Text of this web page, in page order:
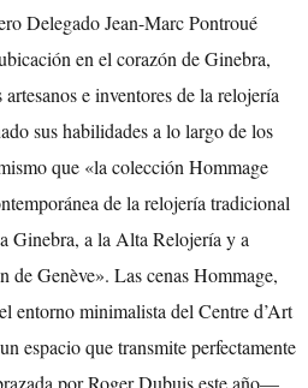
Delegado Jean-Marc Pontroué
en el corazón de Ginebra,
e inventores de la relojería
sus habilidades a lo largo de los
que «la colección Hommage
de la relojería tradicional
Ginebra, a la Alta Relojería y a
de Genève». Las cenas Hommage,
entorno minimalista del Centre d’Art
espacio que transmite perfectamente
por Roger Dubuis este año—